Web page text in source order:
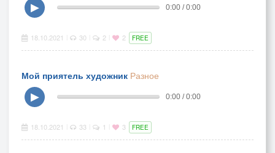
▶
0:00 / 0:00
18.10.2021 30 2 2 FREE
Мой приятель художник Разное
▶
0:00 / 0:00
18.10.2021 33 1 3 FREE